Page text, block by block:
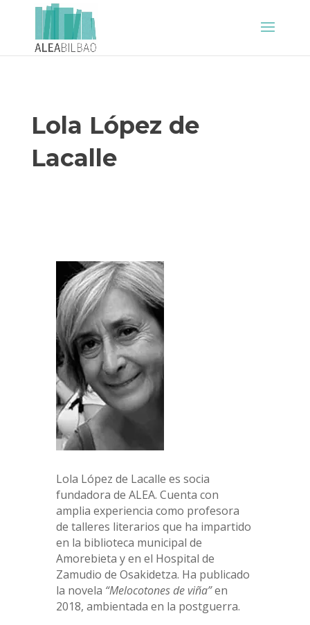
Lola López de
Lacalle
Lola López de Lacalle es socia
fundadora de ALEA. Cuenta con
amplia experiencia como profesora
de talleres literarios que ha impartido
en la biblioteca municipal de
Amorebieta y en el Hospital de
Zamudio de Osakidetza. Ha publicado
la novela “Melocotones de viña”en
2018, ambientada en la postguerra.